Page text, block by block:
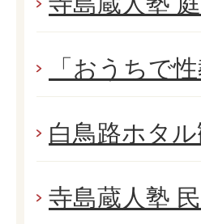
「おうちで
白鳥路ホタ
寺島蔵人塾